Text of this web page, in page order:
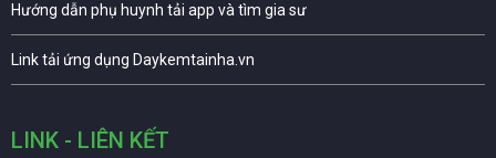
Hướng dẫn phụ huynh tải app và tìm gia sư
Link tải ứng dụng Daykemtainha.vn
LINK - LIÊN KẾT